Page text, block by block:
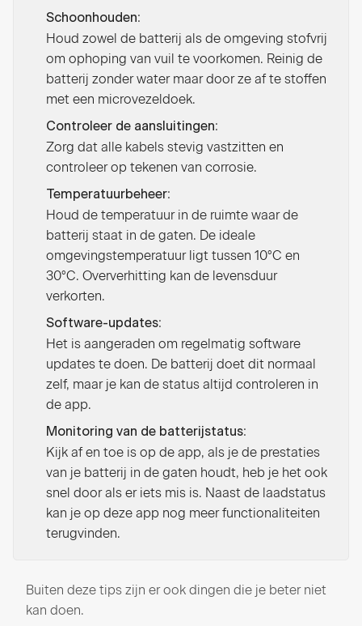
Schoonhouden:
Houd zowel de batterij als de omgeving stofvrij
om ophoping van vuil te voorkomen. Reinig de
batterij zonder water maar door ze af te stoffen
met een microvezeldoek.
Controleer de aansluitingen:
Zorg dat alle kabels stevig vastzitten en
controleer op tekenen van corrosie.
Temperatuurbeheer:
Houd de temperatuur in de ruimte waar de
batterij staat in de gaten. De ideale
omgevingstemperatuur ligt tussen 10°C en
30°C. Oververhitting kan de levensduur
verkorten.
Software-updates:
Het is aangeraden om regelmatig software
updates te doen. De batterij doet dit normaal
zelf, maar je kan de status altijd controleren in
de app.
Monitoring van de batterijstatus:
Kijk af en toe is op de app, als je de prestaties
van je batterij in de gaten houdt, heb je het ook
snel door als er iets mis is. Naast de laadstatus
kan je op deze app nog meer functionaliteiten
terugvinden.
Buiten deze tips zijn er ook dingen die je beter niet
kan doen.